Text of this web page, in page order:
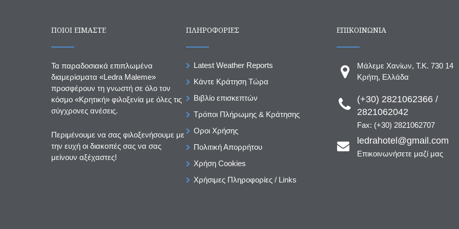
ΠΟΙΟΙ ΕΙΜΑΣΤΕ
Τα παραδοσιακά επιπλωμένα
διαμερίσματα «Ledra Maleme»
προσφέρουν τη γνωστή σε όλο τον
κόσμο «Κρητική» φιλοξενία με όλες τις
σύγχρονες ανέσεις.
Περιμένουμε να σας φιλοξενήσουμε με
την ευχή οι διακοπές σας να σας
μείνουν αξέχαστες!
ΠΛΗΡΟΦΟΡΙΕΣ
Latest Weather Reports
Κάντε Κράτηση Τώρα
Βιβλίο επισκεπτών
Τρόποι Πλήρωμης & Κράτησης
Οροι Χρήσης
Πολιτική Απορρήτου
Χρήση Cookies
Χρήσιμες Πληροφορίες / Links
ΕΠΙΚΟΙΝΩΝΙΑ
Μάλεμε Χανίων, T.K. 730 14
Κρήτη, Ελλάδα
(+30) 2821062366 /
2821062042
Fax: (+30) 2821062707
ledrahotel@gmail.com
Επικοινωνήσετε μαζί μας